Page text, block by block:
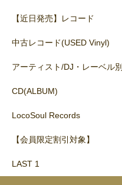
【近日発売】レコード
中古レコード(USED Vinyl)
アーティスト/DJ・レーベル別
CD(ALBUM)
LocoSoul Records
【会員限定割引対象】
LAST 1